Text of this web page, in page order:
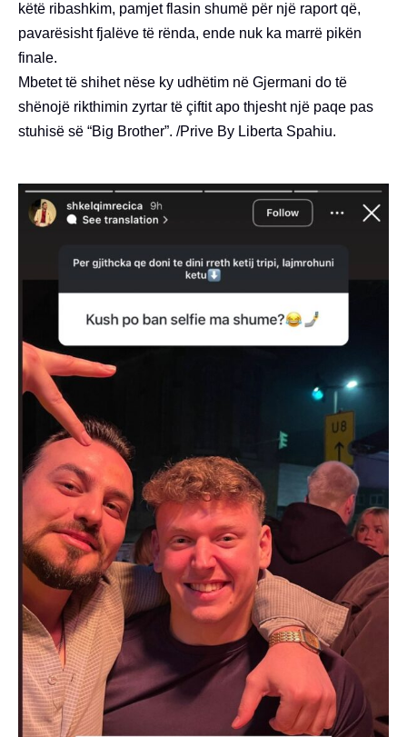
këtë ribashkim, pamjet flasin shumë për një raport që,
pavarësisht fjalëve të rënda, ende nuk ka marrë pikën
finale.
Mbetet të shihet nëse ky udhëtim në Gjermani do të
shënojë rikthimin zyrtar të çiftit apo thjesht një paqe pas
stuhisë së “Big Brother”. /Prive By Liberta Spahiu.